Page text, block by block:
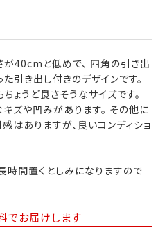
が40cmと低めで、 四角の引き出
引き出し付きのデザインです。
ょうど良さそうなサイズです。
ズや凹みがあります。 その他に
はありますが、良いコンディショ
時間置くとしみになりますので
でお届けします